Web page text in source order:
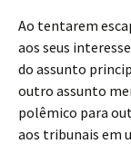
Ao tentarem
aos seus
do assunto
outro assunto
polêmico para
aos tribunais em